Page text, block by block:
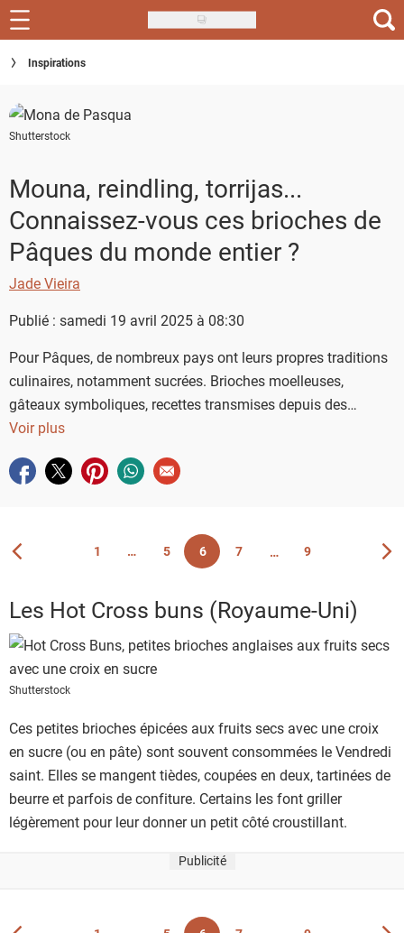
Skip
to
main
Recettes
Inspirations
Conseils
Menu de la semaine
Actus
Téléchargez l'app Saveurs Recettes
Inspirations
Shutterstock
Mouna, reindling, torrijas...
Connaissez-vous ces brioches de
Pâques du monde entier ?
Jade Vieira
Publié : samedi 19 avril 2025 à 08:30
Pour Pâques, de nombreux pays ont leurs propres traditions
culinaires, notamment sucrées. Brioches moelleuses,
gâteaux symboliques, recettes transmises depuis des
générations… Voici un petit tour du monde sucré à travers
Voir plus
Partager sur facebook
Partager sur twitter
Partager sur pinterest
Partager sur whatsapp
Envoyer à un ami
Vous êtes actuellement sur la page 6
Page
1 Page
5 Page
6 Page
7 Page
9
Les Hot Cross buns (Royaume-Uni)
Shutterstock
Ces petites brioches épicées aux fruits secs avec une croix
en sucre (ou en pâte) sont souvent consommées le Vendredi
saint. Elles se mangent tièdes, coupées en deux, tartinées de
beurre et parfois de confiture. Certains les font griller
légèrement pour leur donner un petit côté croustillant.
Publicité